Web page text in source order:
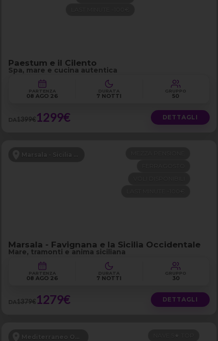
Paestum e il Cilento
Spa, mare e cucina autentica
PARTENZA
08 AGO 26
DURATA
7 NOTTI
GRUPPO
50
DA1399€1299€ DETTAGLI
Marsala - Sicilia Occidentale
Marsala - Favignana e la Sicilia Occidentale
Mare, tramonti e anima siciliana
PARTENZA
08 AGO 26
DURATA
7 NOTTI
GRUPPO
30
DA1379€1279€ DETTAGLI
Mediterraneo Occidentale